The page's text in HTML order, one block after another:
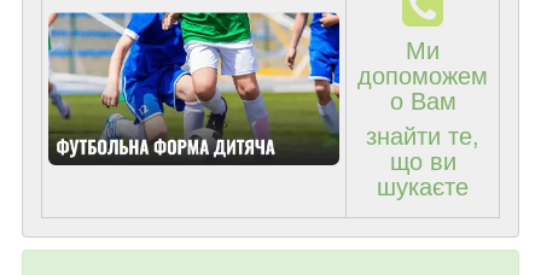
Ми
допоможем
о Вам
знайти те,
що ви
шукаєте